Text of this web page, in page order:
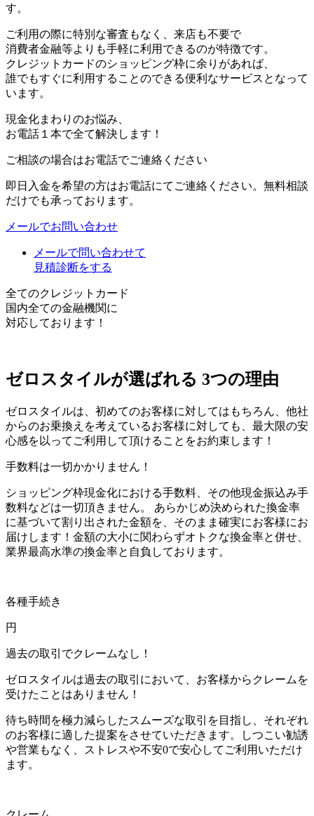
す。
ご利用の際に特別な審査もなく、来店も不要で
消費者金融等よりも手軽に利用できるのが特徴です。
クレジットカードのショッピング枠に余りがあれば、
誰でもすぐに利用することのできる便利なサービスとなって
います。
現金化まわりのお悩み、
お電話１本で全て解決します！
ご相談の場合はお電話でご連絡ください
即日入金を希望の方はお電話にてご連絡ください。無料相談
だけでも承っております。
メールでお問い合わせ
メールで問い合わせて
見積診断をする
全てのクレジットカード
国内全ての金融機関に
対応しております！
ゼロスタイルが選ばれる 3つの理由
ゼロスタイルは、初めてのお客様に対してはもちろん、他社
からのお乗換えを考えているお客様に対しても、最大限の安
心感を以ってご利用して頂けることをお約束します！
手数料は一切かかりません！
ショッピング枠現金化における手数料、その他現金振込み手
数料などは一切頂きません。 あらかじめ決められた換金率
に基づいて割り出された金額を、そのまま確実にお客様にお
届けします！金額の大小に関わらずオトクな換金率と併せ、
業界最高水準の換金率と自負しております。
各種手続き
円
過去の取引でクレームなし！
ゼロスタイルは過去の取引において、お客様からクレームを
受けたことはありません！
待ち時間を極力減らしたスムーズな取引を目指し、それぞれ
のお客様に適した提案をさせていただきます。しつこい勧誘
や営業もなく、ストレスや不安0で安心してご利用いただけ
ます。